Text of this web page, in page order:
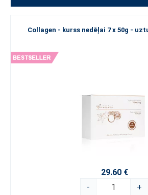
Collagen - kurss nedēļai 7 x 50g -
29.60 €
-
+